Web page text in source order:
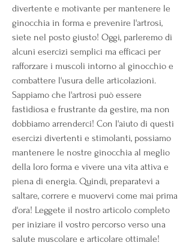
divertente e motivante per mantenere le
ginocchia in forma e prevenire l'artrosi,
siete nel posto giusto! Oggi, parleremo di
alcuni esercizi semplici ma efficaci per
rafforzare i muscoli intorno al ginocchio e
combattere l'usura delle articolazioni.
Sappiamo che l'artrosi può essere
fastidiosa e frustrante da gestire, ma non
dobbiamo arrenderci! Con l'aiuto di questi
esercizi divertenti e stimolanti, possiamo
mantenere le nostre ginocchia al meglio
della loro forma e vivere una vita attiva e
piena di energia. Quindi, preparatevi a
saltare, correre e muovervi come mai prima
d'ora! Leggete il nostro articolo completo
per iniziare il vostro percorso verso una
salute muscolare e articolare ottimale!